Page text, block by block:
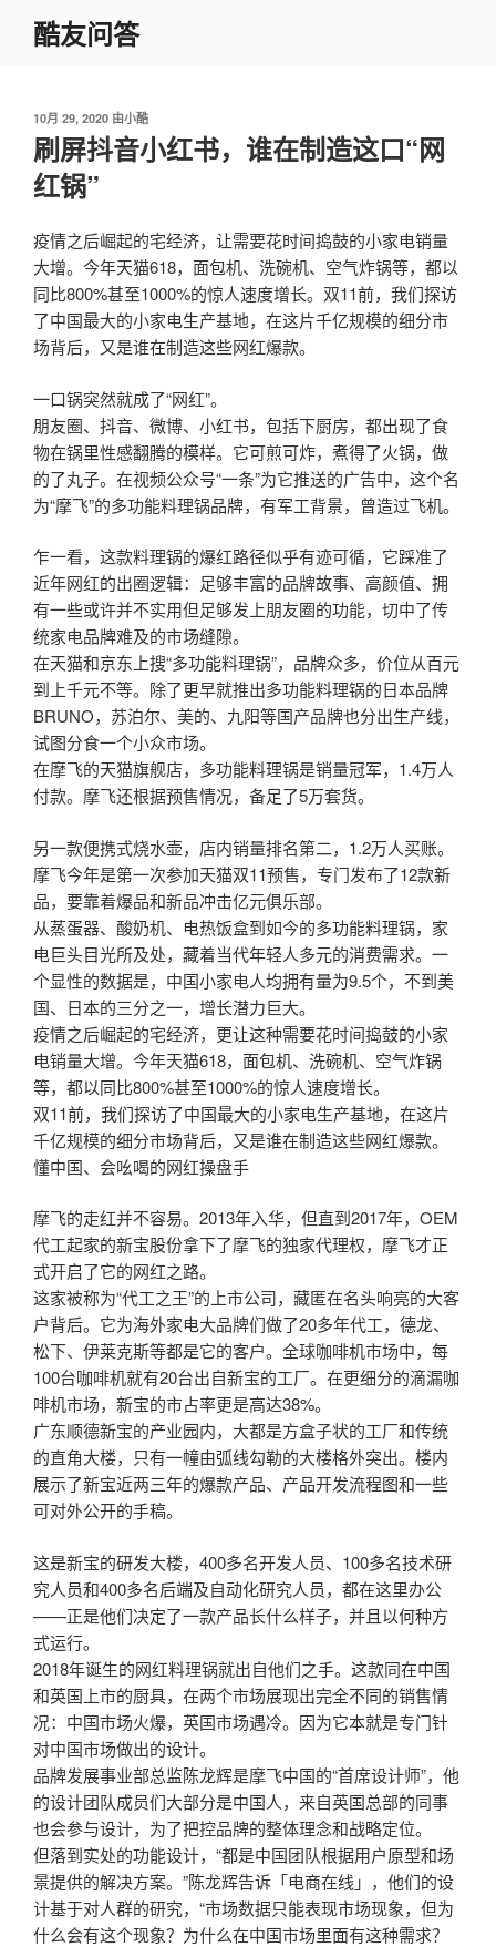
酷友问答
发
布
于
10月 29, 2020 由小酷
刷屏抖音小红书，谁在制造这口“网
红锅”
疫情之后崛起的宅经济，让需要花时间捣鼓的小家电销量
大增。今年天猫618，面包机、洗碗机、空气炸锅等，都以
同比800%甚至1000%的惊人速度增长。双11前，我们探访
了中国最大的小家电生产基地，在这片千亿规模的细分市
场背后，又是谁在制造这些网红爆款。
一口锅突然就成了“网红”。
朋友圈、抖音、微博、小红书，包括下厨房，都出现了食
物在锅里性感翻腾的模样。它可煎可炸，煮得了火锅，做
的了丸子。在视频公众号“一条”为它推送的广告中，这个名
为“摩飞”的多功能料理锅品牌，有军工背景，曾造过飞机。
乍一看，这款料理锅的爆红路径似乎有迹可循，它踩准了
近年网红的出圈逻辑：足够丰富的品牌故事、高颜值、拥
有一些或许并不实用但足够发上朋友圈的功能，切中了传
统家电品牌难及的市场缝隙。
在天猫和京东上搜“多功能料理锅”，品牌众多，价位从百元
到上千元不等。除了更早就推出多功能料理锅的日本品牌
BRUNO，苏泊尔、美的、九阳等国产品牌也分出生产线，
试图分食一个小众市场。
在摩飞的天猫旗舰店，多功能料理锅是销量冠军，1.4万人
付款。摩飞还根据预售情况，备足了5万套货。
另一款便携式烧水壶，店内销量排名第二，1.2万人买账。
摩飞今年是第一次参加天猫双11预售，专门发布了12款新
品，要靠着爆品和新品冲击亿元俱乐部。
从蒸蛋器、酸奶机、电热饭盒到如今的多功能料理锅，家
电巨头目光所及处，藏着当代年轻人多元的消费需求。一
个显性的数据是，中国小家电人均拥有量为9.5个，不到美
国、日本的三分之一，增长潜力巨大。
疫情之后崛起的宅经济，更让这种需要花时间捣鼓的小家
电销量大增。今年天猫618，面包机、洗碗机、空气炸锅
等，都以同比800%甚至1000%的惊人速度增长。
双11前，我们探访了中国最大的小家电生产基地，在这片
千亿规模的细分市场背后，又是谁在制造这些网红爆款。
懂中国、会吆喝的网红操盘手
摩飞的走红并不容易。2013年入华，但直到2017年，OEM
代工起家的新宝股份拿下了摩飞的独家代理权，摩飞才正
式开启了它的网红之路。
这家被称为“代工之王”的上市公司，藏匿在名头响亮的大客
户背后。它为海外家电大品牌们做了20多年代工，德龙、
松下、伊莱克斯等都是它的客户。全球咖啡机市场中，每
100台咖啡机就有20台出自新宝的工厂。在更细分的滴漏咖
啡机市场，新宝的市占率更是高达38%。
广东顺德新宝的产业园内，大都是方盒子状的工厂和传统
的直角大楼，只有一幢由弧线勾勒的大楼格外突出。楼内
展示了新宝近两三年的爆款产品、产品开发流程图和一些
可对外公开的手稿。
这是新宝的研发大楼，400多名开发人员、100多名技术研
究人员和400多名后端及自动化研究人员，都在这里办公
——正是他们决定了一款产品长什么样子，并且以何种方
式运行。
2018年诞生的网红料理锅就出自他们之手。这款同在中国
和英国上市的厨具，在两个市场展现出完全不同的销售情
况：中国市场火爆，英国市场遇冷。因为它本就是专门针
对中国市场做出的设计。
品牌发展事业部总监陈龙辉是摩飞中国的“首席设计师”，他
的设计团队成员们大部分是中国人，来自英国总部的同事
也会参与设计，为了把控品牌的整体理念和战略定位。
但落到实处的功能设计，“都是中国团队根据用户原型和场
景提供的解决方案。”陈龙辉告诉「电商在线」，他们的设
计基于对人群的研究，“市场数据只能表现市场现象，但为
什么会有这个现象？为什么在中国市场里面有这种需求？